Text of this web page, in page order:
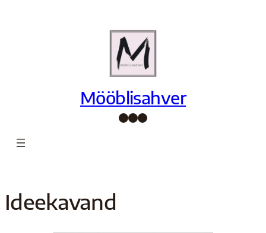
Mööblisahver
Facebook InstagramPinterest
Ideekavand